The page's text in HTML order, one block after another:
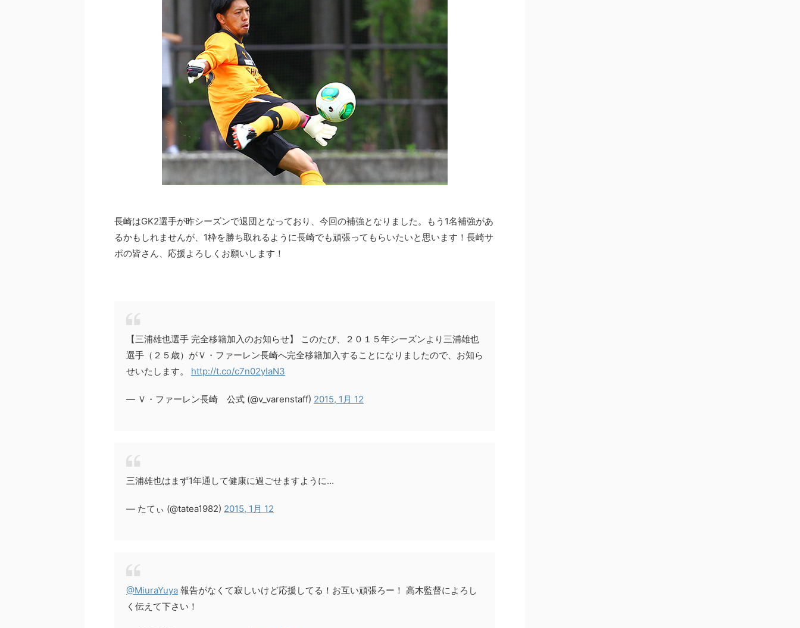
長崎はGK2選手が昨シーズンで退団となっており、今回の補強となりました。もう1名補強があ
るかもしれませんが、1枠を勝ち取れるように長崎でも頑張ってもらいたいと思います！長崎サ
ポの皆さん、応援よろしくお願いします！
【三浦雄也選手 完全移籍加入のお知らせ】 このたび、２０１５年シーズンより三浦雄也
選手（２５歳）がＶ・ファーレン長崎へ完全移籍加入することになりましたので、お知ら
せいたします。 http://t.co/c7n02yIaN3
— Ｖ・ファーレン長崎 公式 (@v_varenstaff) 2015, 1月 12
三浦雄也はまず1年通して健康に過ごせますように…
— たてぃ (@tatea1982) 2015, 1月 12
@MiuraYuya 報告がなくて寂しいけど応援してる！お互い頑張ろー！ 高木監督によろし
く伝えて下さい！